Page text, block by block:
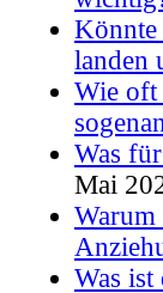
Könnte
landen
Wie oft
Was
Mai
Warum
Was ist